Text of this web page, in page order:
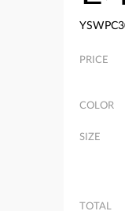
PRICE
COLOR
SIZE
TOTAL